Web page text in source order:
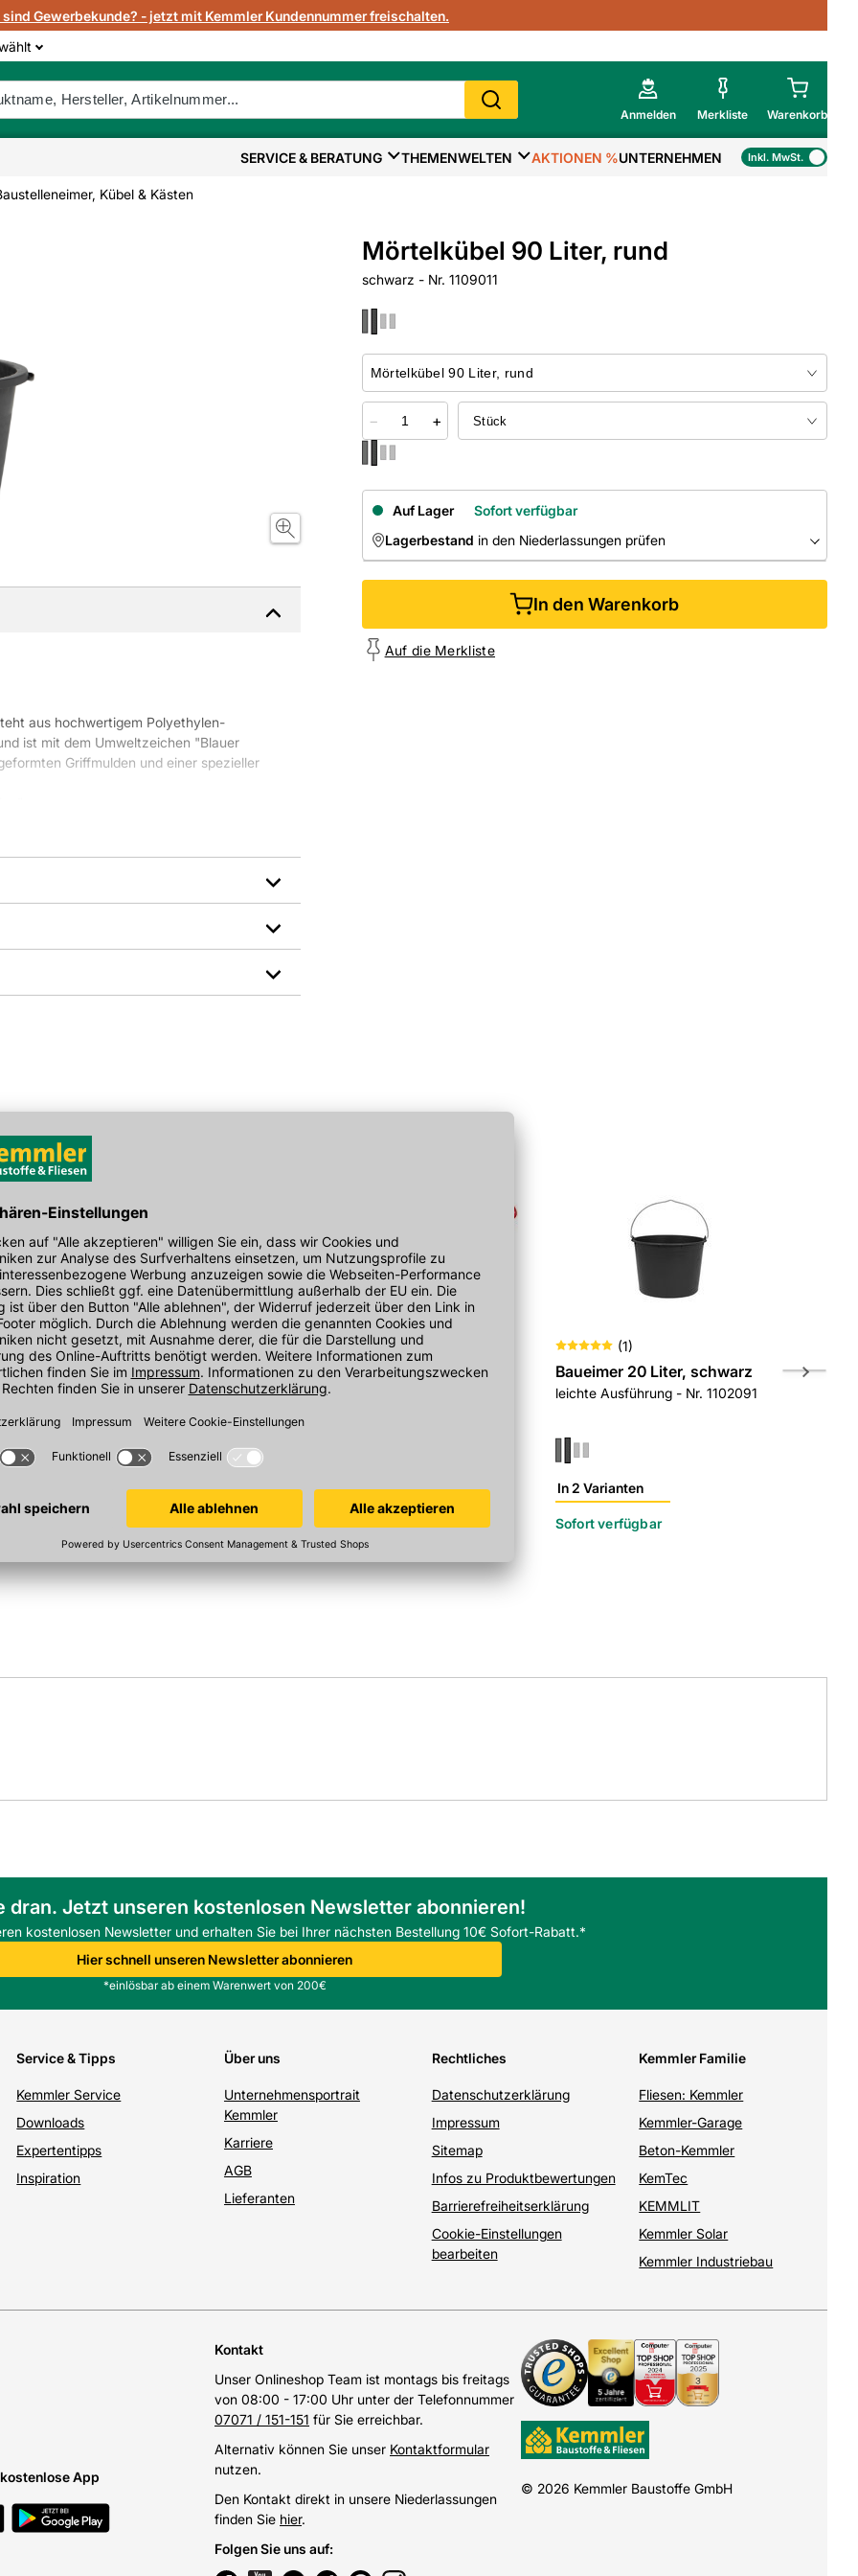
sind Gewerbekunde? - jetzt mit Kemmler Kundennummer freischalten.
Anmelden Merkliste Warenkorb
Mein Warenkorb
SERVICE & BERATUNG THEMENWELTEN AKTIONEN %UNTERNEHMEN Inkl. MwSt.
Kübel & Kästen
Mörtelkübel 90 Liter, rund
schwarz - Nr. 1109011
− +
Auf Lager
Sofort verfügbar
Lagerbestand in den Niederlassungen prüfen
NIEDERLASSUNGEN
In den Warenkorb
Auf die Merkliste
aus hochwertigem Polyethylen-
ist mit dem Umweltzeichen "Blauer
Griffmulden und einer spezieller
Inh.
- Nr.
(1)
Mörtelkasten 90 Liter Inh.
schwarz, 720x420 mm - Nr.
In 2 Varianten
Sofort verfügbar
( 1)
HaWe Maurerkelle
160x115/85 mm, rostfrei mit
In 2 Varianten
(1)
Baueimer 20 Liter, schwarz
leichte Ausführung - Nr. 1102091
In 2 Varianten
Sofort verfügbar
dran. Jetzt unseren kostenlosen Newsletter abonnieren!
kostenlosen Newsletter und erhalten Sie bei Ihrer nächsten Bestellung 10€ Sofort-Rabatt.*
Hier schnell unseren Newsletter abonnieren
*einlösbar ab einem Warenwert von 200€
Service & Tipps
Kemmler Service
Downloads
Expertentipps
Inspiration
Über uns
Unternehmensportrait
Kemmler
Karriere
AGB
Lieferanten
Rechtliches
Datenschutzerklärung
Impressum
Sitemap
Infos zu Produktbewertungen
Barrierefreiheitserklärung
Cookie-Einstellungen
bearbeiten
Kemmler Familie
Fliesen: Kemmler
Kemmler-Garage
Beton-Kemmler
KemTec
KEMMLIT
Kemmler Solar
Kemmler Industriebau
App
Kontakt
Unser Onlineshop Team ist montags bis freitags
von 08:00 - 17:00 Uhr unter der Telefonnummer
07071 / 151-151 für Sie erreichbar.
Alternativ können Sie unser Kontaktformular
nutzen.
Den Kontakt direkt in unsere Niederlassungen
finden Sie hier.
Folgen Sie uns auf:
© 2026 Kemmler Baustoffe GmbH